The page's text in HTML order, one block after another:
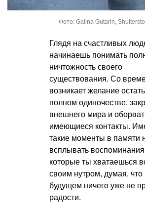
Фото: Galina Gutarin,
Глядя на счастливых
начинаешь понимать
ничтожность своего
существования. Со
возникает желание
полном одиночестве,
внешнего мира и
имеющиеся контакты.
такие моменты в памяти
всплывать
которые ты хватаешься
своим нутром, думая, что
будущем ничего уже не
радости.